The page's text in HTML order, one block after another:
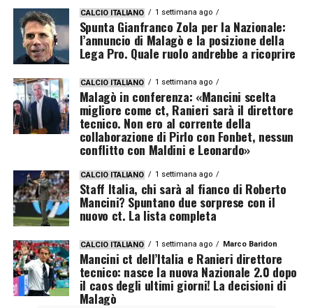
CALCIO ITALIANO 1 settimana ago
Spunta Gianfranco Zola per la Nazionale:
l’annuncio di Malagò e la posizione della
Lega Pro. Quale ruolo andrebbe a ricoprire
CALCIO ITALIANO 1 settimana ago
Malagò in conferenza: «Mancini scelta
migliore come ct, Ranieri sarà il direttore
tecnico. Non ero al corrente della
collaborazione di Pirlo con Fonbet, nessun
conflitto con Maldini e Leonardo»
CALCIO ITALIANO 1 settimana ago
Staff Italia, chi sarà al fianco di Roberto
Mancini? Spuntano due sorprese con il
nuovo ct. La lista completa
CALCIO ITALIANO 1 settimana ago Marco Baridon
Mancini ct dell’Italia e Ranieri direttore
tecnico: nasce la nuova Nazionale 2.0 dopo
il caos degli ultimi giorni! La decisioni di
Malagò